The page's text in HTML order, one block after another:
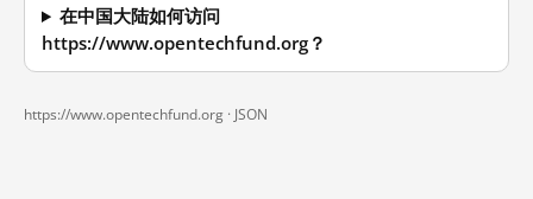
在中国大陆如何访问
https://www.opentechfund.org？
https://www.opentechfund.org · JSON